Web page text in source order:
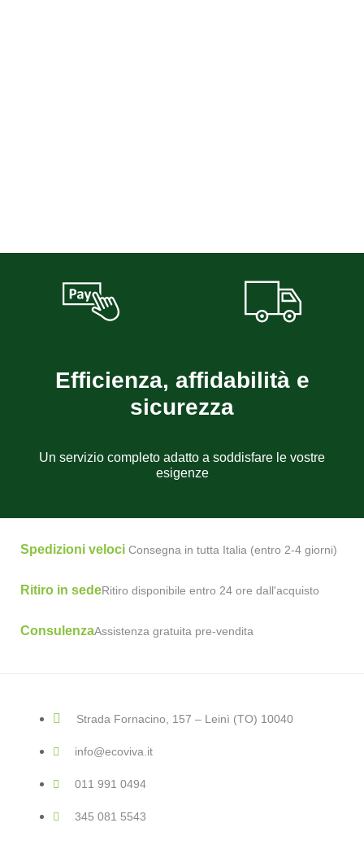
Efficienza, affidabilità e
sicurezza
Un servizio completo adatto a soddisfare le vostre
esigenze
Spedizioni veloci Consegna in tutta Italia (entro 2-4 giorni)
Ritiro in sedeRitiro disponibile entro 24 ore dall'acquisto
ConsulenzaAssistenza gratuita pre-vendita
Strada Fornacino, 157 – Leinì (TO) 10040
info@ecoviva.it
011 991 0494
345 081 5543